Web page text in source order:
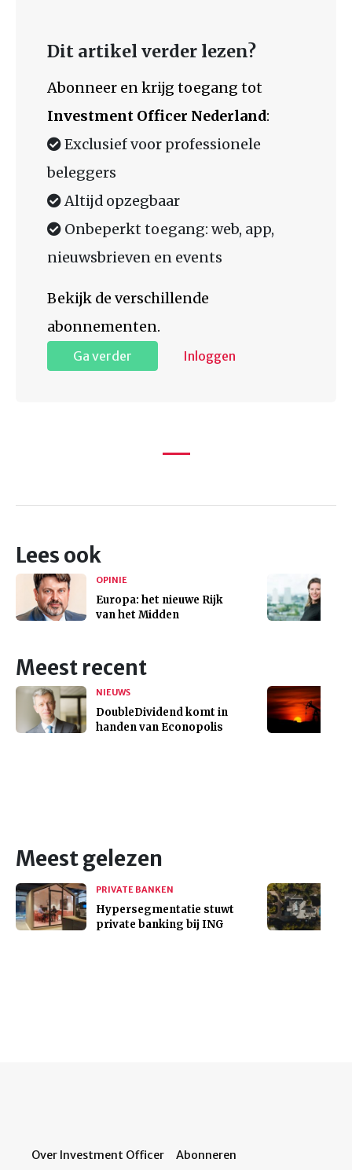
Dit artikel verder lezen?
Abonneer en krijg toegang tot
Investment Officer Nederland:
Exclusief voor professionele
beleggers
Altijd opzegbaar
Onbeperkt toegang: web, app,
nieuwsbrieven en events
Bekijk de verschillende
abonnementen.
Ga verder Inloggen
Lees ook
OPINIE
Europa: het nieuwe Rijk
van het Midden
Meest recent
NIEUWS
DoubleDividend komt in
handen van Econopolis
Meest gelezen
PRIVATE BANKEN
Hypersegmentatie stuwt
private banking bij ING
Over Investment Officer Abonneren